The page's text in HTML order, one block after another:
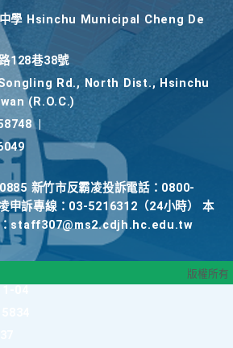
中學 Hsinchu Municipal Cheng De
128巷38號
Rd., North Dist., Hsinchu
(R.O.C.)
新竹市反霸凌投訴電話：0800-
申訴專線：03-5216312（24小時） 本
：staff307@ms2.cdjh.hc.edu.tw
版權所有